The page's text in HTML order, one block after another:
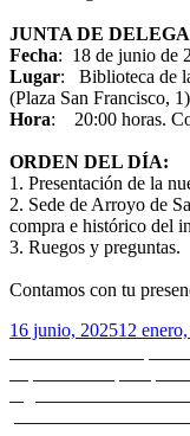
JUNTA DE
Fecha: 18 de junio de
Lugar: Biblioteca de
(Plaza San Francisco,
Hora: 20:00 horas.
ORDEN DEL DÍA:
1. Presentación de la
2. Sede de Arroyo de
compra e histórico del
3. Ruegos y preguntas.
Contamos con tu
Publicado
16 junio, 202512
Navegación
de
entradas